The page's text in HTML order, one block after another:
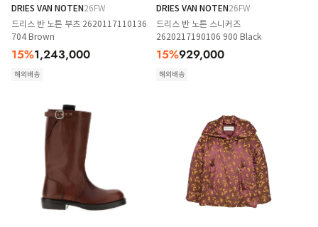
DRIES VAN NOTEN26FW
드리스 반 노튼 부츠 2620117110136
704 Brown
15%1,243,000
해외배송
DRIES VAN NOTEN26FW
드리스 반 노튼 스니커즈
2620217190106 900 Black
15%929,000
해외배송